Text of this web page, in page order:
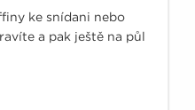
ke snídani nebo
a pak ještě na půl